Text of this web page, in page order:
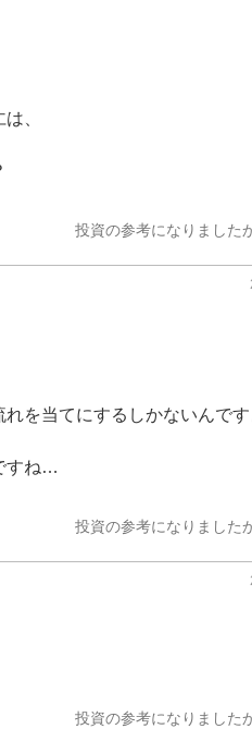
、
投資の参考になりました
れを当てにするしかないんで
すね…
投資の参考になりました
投資の参考になりました